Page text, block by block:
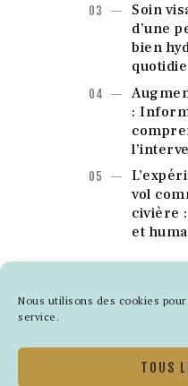
Nous utilisons des cookies
service.
TOUS
Soin
d’une
bien
:
vol
civière
et
QUI SOMMES-